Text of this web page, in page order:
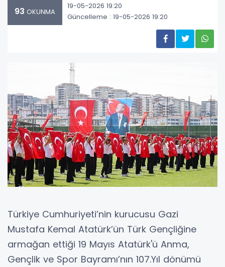
93 OKUNMA
19-05-2026 19:20
Güncelleme : 19-05-2026 19:20
Türkiye Cumhuriyeti’nin kurucusu Gazi
Mustafa Kemal Atatürk’ün Türk Gençliğine
armağan ettiği 19 Mayıs Atatürk'ü Anma,
Gençlik ve Spor Bayramı’nın 107.Yıl dönümü